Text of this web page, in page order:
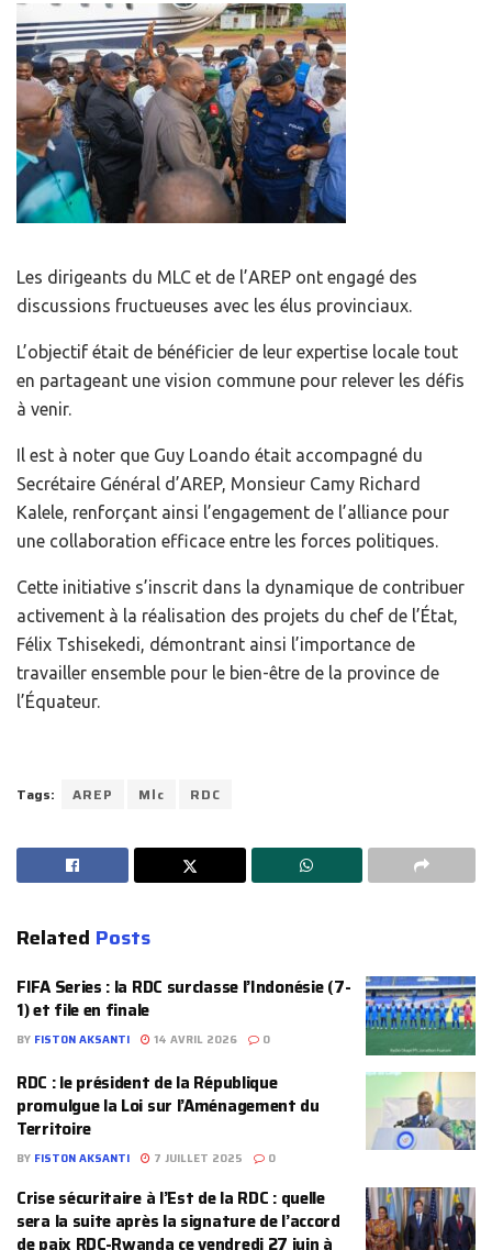
Les dirigeants du MLC et de l’AREP ont engagé des
discussions fructueuses avec les élus provinciaux.
L’objectif était de bénéficier de leur expertise locale tout
en partageant une vision commune pour relever les défis
à venir.
Il est à noter que Guy Loando était accompagné du
Secrétaire Général d’AREP, Monsieur Camy Richard
Kalele, renforçant ainsi l’engagement de l’alliance pour
une collaboration efficace entre les forces politiques.
Cette initiative s’inscrit dans la dynamique de contribuer
activement à la réalisation des projets du chef de l’État,
Félix Tshisekedi, démontrant ainsi l’importance de
travailler ensemble pour le bien-être de la province de
l’Équateur.
Tags: AREP Mlc RDC
Related Posts
FIFA Series : la RDC surclasse l’Indonésie (7-
1) et file en finale
BY FISTON AKSANTI 14 AVRIL 2026 0
RDC : le président de la République
promulgue la Loi sur l’Aménagement du
Territoire
BY FISTON AKSANTI 7 JUILLET 2025 0
Crise sécuritaire à l’Est de la RDC : quelle
sera la suite après la signature de l’accord
de paix RDC-Rwanda ce vendredi 27 juin à